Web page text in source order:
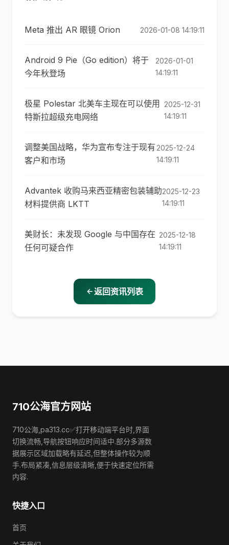
Meta 推出 AR 眼镜 Orion 2026-01-08 14:19:11
Android 9 Pie（Go edition）将于
今年秋登场
2026-01-01
14:19:11
极星 Polestar 北美车主现在可以使用
特斯拉超级充电网络
2025-12-31
14:19:11
调整美国战略，华为宣布专注于现有
客户和市场
2025-12-24
14:19:11
Advantek 收购马来西亚精密包装辅助
材料提供商 LKTT
2025-12-23
14:19:11
美财长：未发现 Google 与中国存在
任何可疑合作
2025-12-18
14:19:11
返回资讯列表
710公海官方网站
710公海,pa313.cc✅打开移动端平台时,界面
切换流畅,导航按钮响应时间适中.部分多源数
据展示区域加载略有延迟,但整体操作较为顺
手.布局紧凑,信息层级清晰,便于快速定位所需
内容.
快捷入口
首页